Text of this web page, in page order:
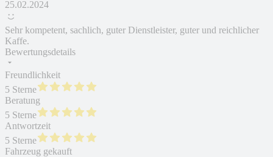
25.02.2024
Sehr kompetent, sachlich, guter Dienstleister, guter und reichlicher
Kaffe.
Bewertungsdetails
Freundlichkeit
5 Sterne
Beratung
5 Sterne
Antwortzeit
5 Sterne
Fahrzeug gekauft